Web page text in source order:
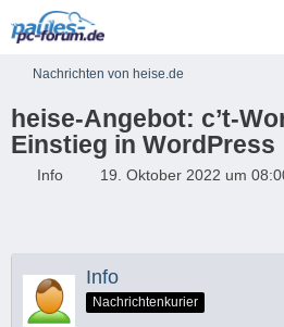
Nachrichten von heise.de
heise-Angebot: c’t-
Einstieg in WordPress
Info 19. Oktober 2022 um
Info
Nachrichtenkurier